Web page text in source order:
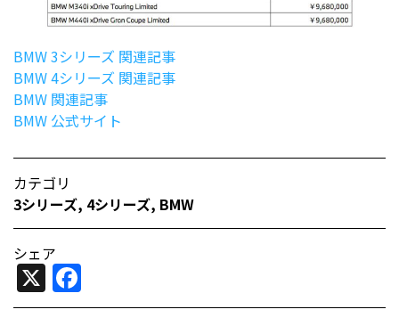
BMW 3シリーズ 関連記事
BMW 4シリーズ 関連記事
BMW 関連記事
BMW 公式サイト
カテゴリ
3シリーズ, 4シリーズ, BMW
シェア
X